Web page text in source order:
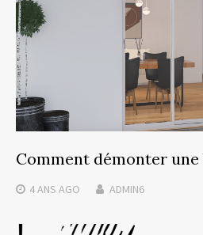
Comment démonter
4 ANS AGO ADMIN6